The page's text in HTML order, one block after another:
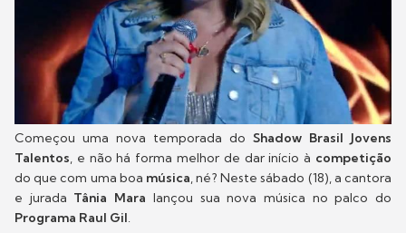
Começou uma nova temporada do Shadow Brasil Jovens
Talentos, e não há forma melhor de dar início à competição
do que com uma boa música, né? Neste sábado (18), a cantora
e jurada Tânia Mara lançou sua nova música no palco do
Programa Raul Gil.